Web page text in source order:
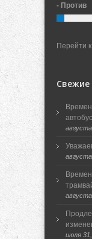
- Против
Перейти
Свежие
июля